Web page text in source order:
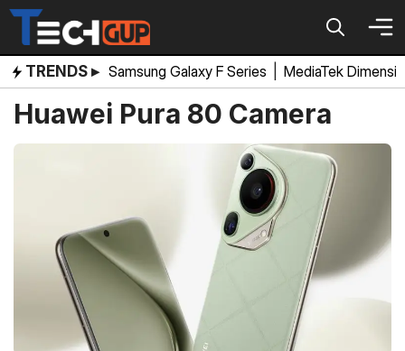
Skip
content
TRENDS ▸ Samsung Galaxy F Series MediaTek
Huawei Pura 80 Camera